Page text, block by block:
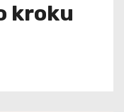
kroku